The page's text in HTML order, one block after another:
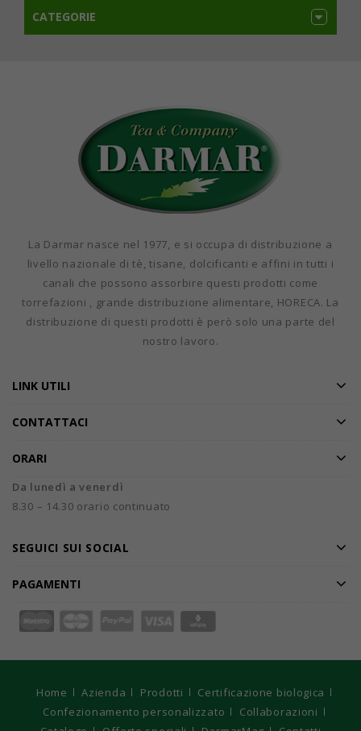
CATEGORIE
La Darmar nasce nel 1977, e si occupa di distribuzione a
livello nazionale di tè, tisane, dolcificanti e affini in tutti i
canali che possono assorbire questi prodotti come
torrefazioni , grande distribuzione alimentare, HORECA. La
distribuzione di questi prodotti è però solo una parte del
nostro lavoro.
LINK UTILI
CONTATTACI
ORARI
Da lunedì a venerdì
8.30 – 14.30 orario continuato
SEGUICI SUI SOCIAL
PAGAMENTI
Home Azienda Prodotti
Certificazione biologica
Confezionamento personalizzato
Collaborazioni